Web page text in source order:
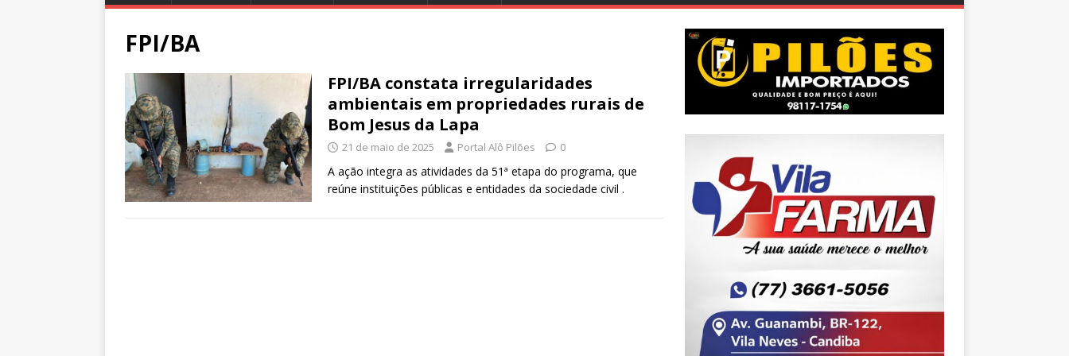
FPI/BA
FPI/BA constata irregularidades
ambientais em propriedades rurais de
Bom Jesus da Lapa
21 de maio de 2025 Portal Alô Pilões 0
A ação integra as atividades da 51ª etapa do programa, que
reúne instituições públicas e entidades da sociedade civil .